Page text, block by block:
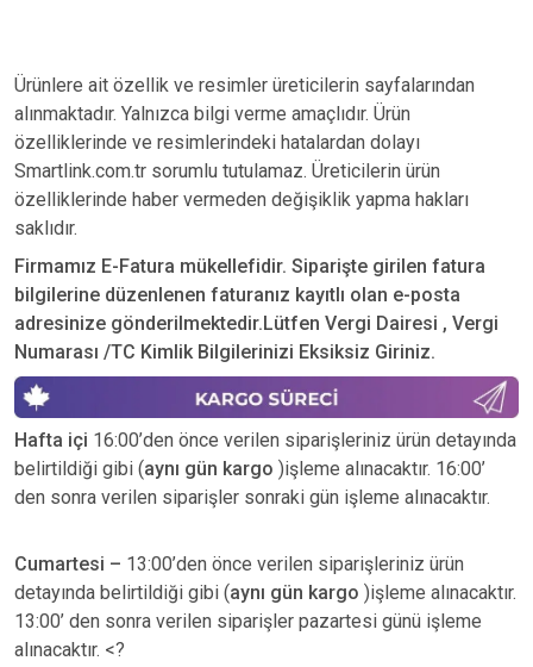
Ürünlere ait özellik ve resimler üreticilerin sayfalarından
alınmaktadır. Yalnızca bilgi verme amaçlıdır. Ürün
özelliklerinde ve resimlerindeki hatalardan dolayı
Smartlink.com.tr sorumlu tutulamaz. Üreticilerin ürün
özelliklerinde haber vermeden değişiklik yapma hakları
saklıdır.
Firmamız E-Fatura mükellefidir. Siparişte girilen fatura
bilgilerine düzenlenen faturanız kayıtlı olan e-posta
adresinize gönderilmektedir.Lütfen Vergi Dairesi , Vergi
Numarası /TC Kimlik Bilgilerinizi Eksiksiz Giriniz.
Hafta içi 16:00’den önce verilen siparişleriniz ürün detayında
belirtildiği gibi (aynı gün kargo )işleme alınacaktır. 16:00’
den sonra verilen siparişler sonraki gün işleme alınacaktır.
Cumartesi – 13:00’den önce verilen siparişleriniz ürün
detayında belirtildiği gibi (aynı gün kargo )işleme alınacaktır.
13:00’ den sonra verilen siparişler pazartesi günü işleme
alınacaktır. <?